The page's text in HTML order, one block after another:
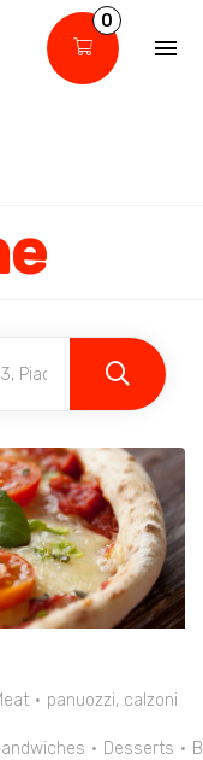
0
panuozzi, calzoni
Desserts